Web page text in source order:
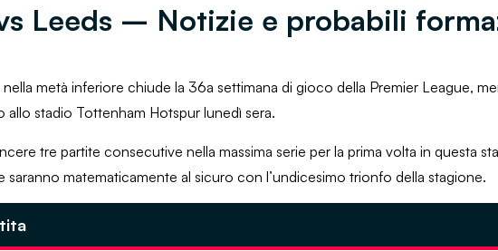
Leeds – Notizie e probabili
metà inferiore chiude la 36a settimana di gioco della Premier League,
allo stadio Tottenham Hotspur lunedì sera.
tre partite consecutive nella massima serie per la prima volta in questa
saranno matematicamente al sicuro con l’undicesimo trionfo della stagione.